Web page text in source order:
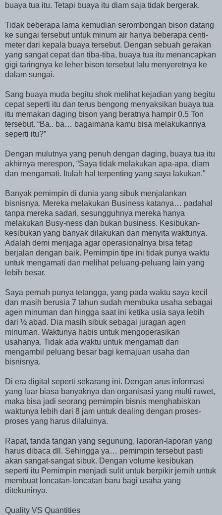
buaya tua itu. Tetapi buaya itu diam saja tidak bergerak.
Tidak beberapa lama kemudian serombongan bison datang
ke sungai tersebut untuk minum air hanya beberapa centi-
meter dari kepala buaya tersebut. Dengan sebuah gerakan
yang sangat cepat dan tiba-tiba, buaya tua itu menancapkan
gigi taringnya ke leher bison tersebut lalu menyeretnya ke
dalam sungai.
Sang buaya muda begitu shok melihat kejadian yang begitu
cepat seperti itu dan terus bengong menyaksikan buaya tua
itu memakan daging bison yang beratnya hampir 0.5 Ton
tersebut. “Ba.. ba… bagaimana kamu bisa melakukannya
seperti itu?”
Dengan mulutnya yang penuh dengan daging, buaya tua itu
akhirnya merespon, “Saya tidak melakukan apa-apa, diam
dan mengamati. Itulah hal terpenting yang saya lakukan.”
Banyak pemimpin di dunia yang sibuk menjalankan
bisnisnya. Mereka melakukan Business katanya… padahal
tanpa mereka sadari, sesungguhnya mereka hanya
melakukan Busy-ness dan bukan business. Kesibukan-
kesibukan yang banyak dilakukan dan menyita waktunya.
Adalah demi menjaga agar operasionalnya bisa tetap
berjalan dengan baik. Pemimpin tipe ini tidak punya waktu
untuk mengamati dan melihat peluang-peluang lain yang
lebih besar.
Saya pernah punya tetangga, yang pada waktu saya kecil
dan masih berusia 7 tahun sudah membuka usaha sebagai
agen minuman dan hingga saat ini ketika usia saya lebih
dari ½ abad. Dia masih sibuk sebagai juragan agen
minuman. Waktunya habis untuk mengoperasikan
usahanya. Tidak ada waktu untuk mengamati dan
mengambil peluang besar bagi kemajuan usaha dan
bisnisnya.
Di era digital seperti sekarang ini. Dengan arus informasi
yang luar biasa banyaknya dan organisasi yang multi ruwet,
maka bisa jadi seorang pemimpin bisnis menghabiskan
waktunya lebih dari 8 jam untuk dealing dengan proses-
proses yang harus dilaluinya.
Rapat, tanda tangan yang segunung, laporan-laporan yang
harus dibaca dll. Sehingga ya… pemimpin tersebut pasti
akan sangat-sangat sibuk. Dengan volume kesibukan
seperti itu Pemimpin menjadi sulit untuk berpikir jernih untuk
membuat loncatan-loncatan baru bagi usaha yang
ditekuninya.
Quality VS Quantities